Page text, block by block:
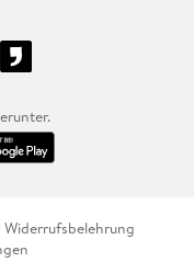
Widerrufsbelehrung